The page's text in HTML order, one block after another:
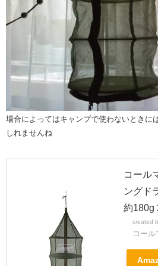
場合によってはキャンプで使わないときに
しれませんね
コール
ングド
約180g
created
コール